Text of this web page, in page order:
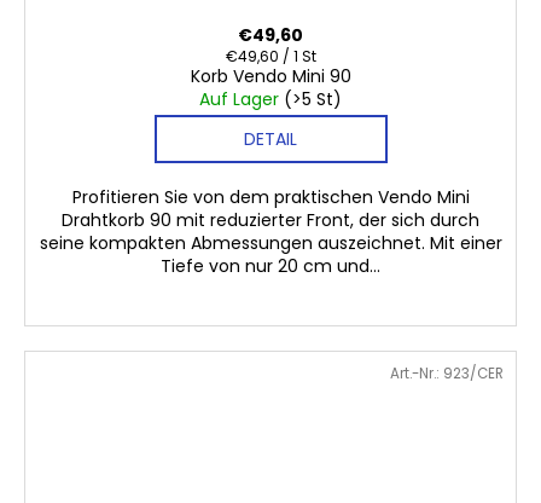
Korb Vendo Mini 90
Auf Lager (>5 St)
€49,60
Verkaufspreis:
€49,60 / 1 St
DETAIL
Profitieren Sie von dem praktischen Vendo Mini
Drahtkorb 90 mit reduzierter Front, der sich durch
seine kompakten Abmessungen auszeichnet. Mit einer
Tiefe von nur 20 cm und...
Art.-Nr.: 923/CER